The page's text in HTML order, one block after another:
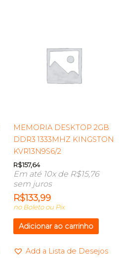
MEMORIA DESKTOP 2GB
DDR3 1333MHZ KINGSTON
KVR13N9S6/2
R$157,64
Em até 10x de R$15,76
sem juros
R$133,99
no Boleto ou Pix
Adicionar ao carrinho
Add a Lista de Desejos